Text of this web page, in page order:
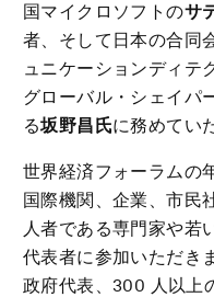
国マイクロソフトのサ
者、そして日本の合同
ュニケーションディテ
グローバル・シェイパ
る坂野昌氏に務めてい
世界経済フォーラムの
国際機関、企業、市民
人者である専門家や若
代表者に参加いただき
政府代表、300 人以上